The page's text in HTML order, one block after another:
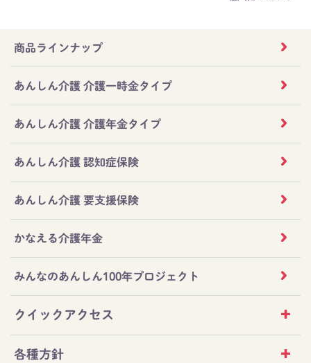
商品ラインナップ
あんしん介護 介護一時金タイプ
あんしん介護 介護年金タイプ
あんしん介護 認知症保険
あんしん介護 要支援保険
かなえる介護年金
みんなのあんしん100年プロジェクト
クイックアクセス
各種方針